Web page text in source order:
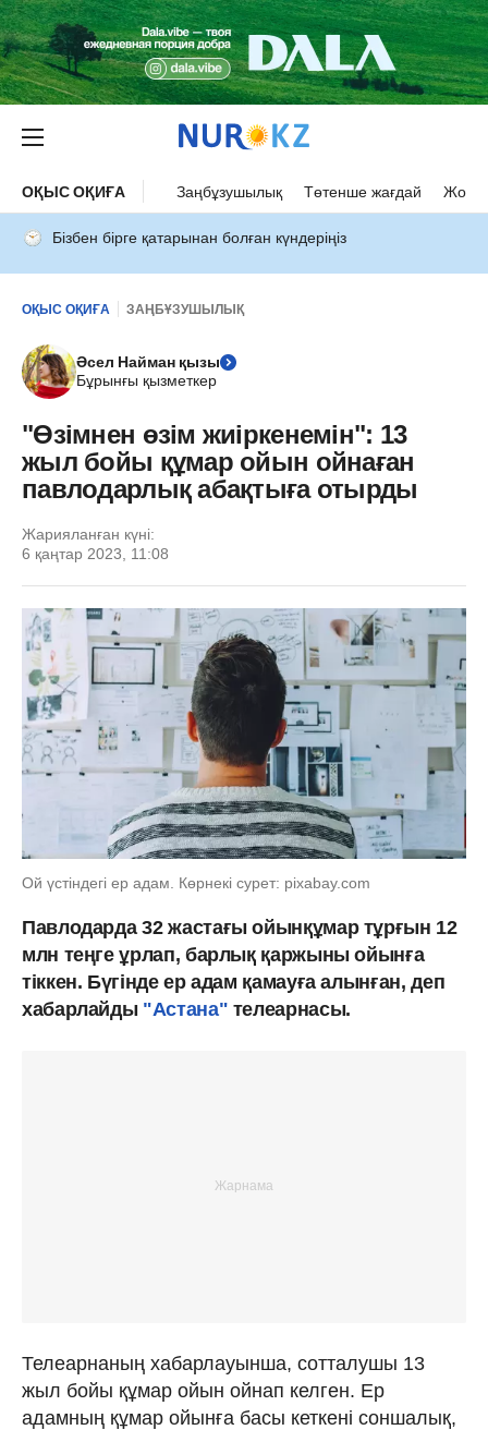
ОҚЫС ОҚИҒА Заңбұзушылық Төтенше жағдай Жол
Бізбен бірге қатарынан болған күндеріңіз
ОҚЫС ОҚИҒА ЗАҢБҰЗУШЫЛЫҚ
Әсел Найман қызы
Бұрынғы қызметкер
"Өзімнен өзім жиіркенемін": 13
жыл бойы құмар ойын ойнаған
павлодарлық абақтыға отырды
Жарияланған күні:
6 қаңтар 2023, 11:08
Ой үстіндегі ер адам. Көрнекі сурет: pixabay.com
Павлодарда 32 жастағы ойынқұмар тұрғын 12
млн теңге ұрлап, барлық қаржыны ойынға
тіккен. Бүгінде ер адам қамауға алынған, деп
хабарлайды"Астана" телеарнасы.
Телеарнаның хабарлауынша, сотталушы 13
жыл бойы құмар ойын ойнап келген. Ер
адамның құмар ойынға басы кеткені соншалық,